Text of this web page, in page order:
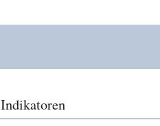
Indikatoren